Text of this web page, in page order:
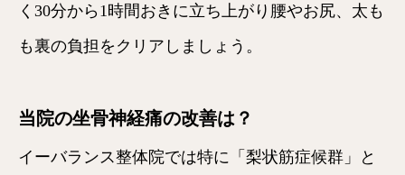
く30分から1時間おきに立ち上がり腰やお尻、太も
も裏の負担をクリアしましょう。
当院の坐骨神経痛の改善は？
イーバランス整体院では特に「梨状筋症候群」と